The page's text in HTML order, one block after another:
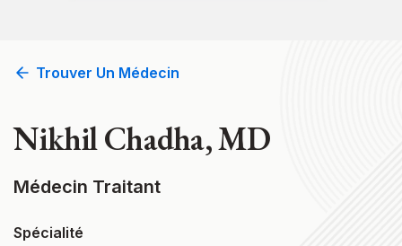
Trouver Un Médecin
Nikhil Chadha, MD
Médecin Traitant
Spécialité